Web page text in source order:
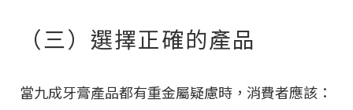
（三）選擇正確的產品
當九成牙膏產品都有重金屬疑慮時，消費者應該：